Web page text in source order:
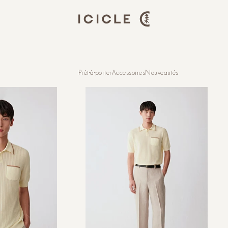
Prêt-à-porterAccessoiresNouveautés